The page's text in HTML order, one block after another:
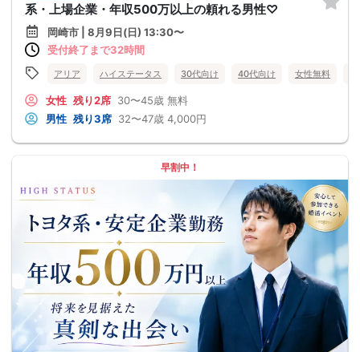
系・上場企業・年収500万以上の頼れる男性♡
岡崎市 | 8月9日(日) 13:30〜
受付終了まで32時間
アリア ハイステータス 30代向け 40代向け 女性無料
女性 残り2席 30〜45歳 無料
男性 残り3席 32〜47歳 4,000円
早割中！